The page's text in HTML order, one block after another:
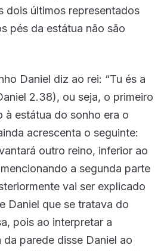
dois últimos representados
pés da estátua não são
Daniel diz ao rei: “Tu és a
2.38), ou seja, o primeiro
à estátua do sonho era o
acrescenta o seguinte:
outro reino, inferior ao
a segunda parte
vai ser explicado
Daniel que se tratava do
pois ao interpretar a
da parede disse Daniel ao